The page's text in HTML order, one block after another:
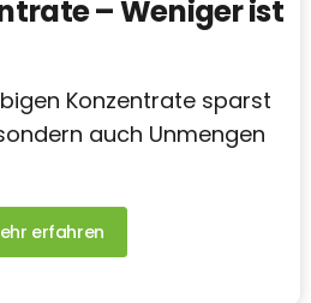
– Weniger ist
Konzentrate sparst
auch Unmengen
erfahren